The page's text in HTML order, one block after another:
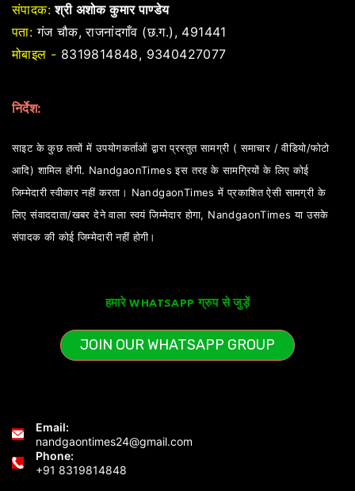
संपादक: श्री अशोक कुमार पाण्डेय
पता: गंज चौक, राजनांदगाँव (छ.ग.), 491441
मोबाइल - 8319814848, 9340427077
निर्देश:
साइट के कुछ तत्वों में उपयोगकर्ताओं द्वारा प्रस्तुत सामग्री ( समाचार / वीडियो/फोटो
आदि) शामिल होंगी. NandgaonTimes इस तरह के सामग्रियों के लिए कोई
जिम्मेदारी स्वीकार नहीं करता। NandgaonTimes में प्रकाशित ऐसी सामग्री के
लिए संवाददाता/खबर देने वाला स्वयं जिम्मेदार होगा, NandgaonTimes या उसके
संपादक की कोई जिम्मेदारी नहीं होगी।
हमारे WHATSAPP ग्रुप से जुड़ें
JOIN OUR WHATSAPP GROUP
Email:
nandgaontimes24@gmail.com
Phone:
+91 8319814848